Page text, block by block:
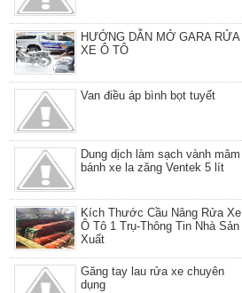
HƯỚNG DẪN MỞ GARA RỬA
XE Ô TÔ
Van điều áp bình bọt tuyết
Dung dịch làm sạch vành mâm
bánh xe la zăng Ventek 5 lít
Kích Thước Cầu Nâng Rửa Xe
Ô Tô 1 Trụ-Thông Tin Nhà Sản
Xuất
Găng tay lau rửa xe chuyên
dụng